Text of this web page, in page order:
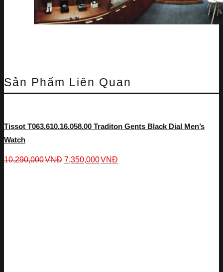
Sản Phẩm Liên Quan
Tissot T063.610.16.058.00 Traditon Gents Black Dial Men’s
Watch
10,290,000VNĐ 7,350,000VNĐ